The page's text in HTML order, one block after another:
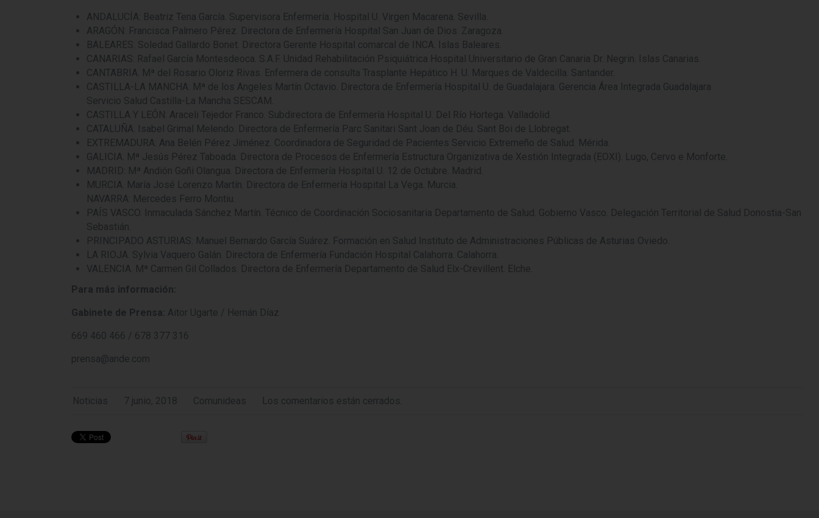
ANDALUCÍA: Beatriz Tena García. Supervisora Enfermería. Hospital U. Virgen Macarena. Sevilla.
ARAGÓN: Francisca Palmero Pérez. Directora de Enfermería Hospital San Juan de Dios. Zaragoza.
BALEARES: Soledad Gallardo Bonet. Directora Gerente Hospital comarcal de INCA. Islas Baleares.
CANARIAS: Rafael García Montesdeoca. S.A.F. Unidad Rehabilitación Psiquiátrica Hospital Universitario de Gran Canaria Dr. Negrin. Islas Canarias.
CANTABRIA. Mª del Rosario Oloriz Rivas. Enfermera de consulta Trasplante Hepático H. U. Marques de Valdecilla. Santander.
CASTILLA-LA MANCHA: Mª de los Angeles Martín Octavio. Directora de Enfermería Hospital U. de Guadalajara. Gerencia Área Integrada Guadalajara
Servicio Salud Castilla-La Mancha SESCAM.
CASTILLA Y LEÓN: Araceli Tejedor Franco. Subdirectora de Enfermería Hospital U. Del Río Hortega. Valladolid.
CATALUÑA. Isabel Grimal Melendo. Directora de Enfermería Parc Sanitari Sant Joan de Déu. Sant Boi de Llobregat.
EXTREMADURA: Ana Belén Pérez Jiménez. Coordinadora de Seguridad de Pacientes Servicio Extremeño de Salud. Mérida.
GALICIA. Mª Jesús Pérez Taboada. Directora de Procesos de Enfermería Estructura Organizativa de Xestión Integrada (EOXI). Lugo, Cervo e Monforte.
MADRID: Mª Andión Goñi Olangua. Directora de Enfermería Hospital U. 12 de Octubre. Madrid.
MURCIA. María José Lorenzo Martín. Directora de Enfermería Hospital La Vega. Murcia.
NAVARRA: Mercedes Ferro Montiu.
PAÍS VASCO. Inmaculada Sánchez Martín. Técnico de Coordinación Sociosanitaria Departamento de Salud. Gobierno Vasco. Delegación Territorial de Salud Donostia-San
Sebastián.
PRINCIPADO ASTURIAS: Manuel Bernardo García Suárez. Formación en Salud Instituto de Administraciones Públicas de Asturias Oviedo.
LA RIOJA. Sylvia Vaquero Galán. Directora de Enfermería Fundación Hospital Calahorra. Calahorra.
VALENCIA. Mª Carmen Gil Collados. Directora de Enfermería Departamento de Salud Elx-Crevillent. Elche.
Para más información:
Gabinete de Prensa: Aitor Ugarte / Hernán Díaz
669 460 466 / 678 377 316
prensa@ande.com
Noticias 7 junio, 2018 Comunideas Los comentarios están cerrados.